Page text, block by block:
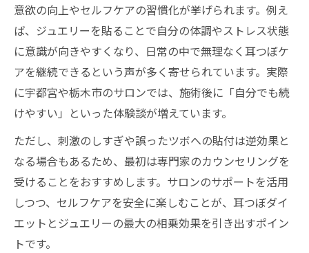
意欲の向上やセルフケアの習慣化が挙げられます。例え
ば、ジュエリーを貼ることで自分の体調やストレス状態
に意識が向きやすくなり、日常の中で無理なく耳つぼケ
アを継続できるという声が多く寄せられています。実際
に宇都宮や栃木市のサロンでは、施術後に「自分でも続
けやすい」といった体験談が増えています。
ただし、刺激のしすぎや誤ったツボへの貼付は逆効果と
なる場合もあるため、最初は専門家のカウンセリングを
受けることをおすすめします。サロンのサポートを活用
しつつ、セルフケアを安全に楽しむことが、耳つぼダイ
エットとジュエリーの最大の相乗効果を引き出すポイン
トです。